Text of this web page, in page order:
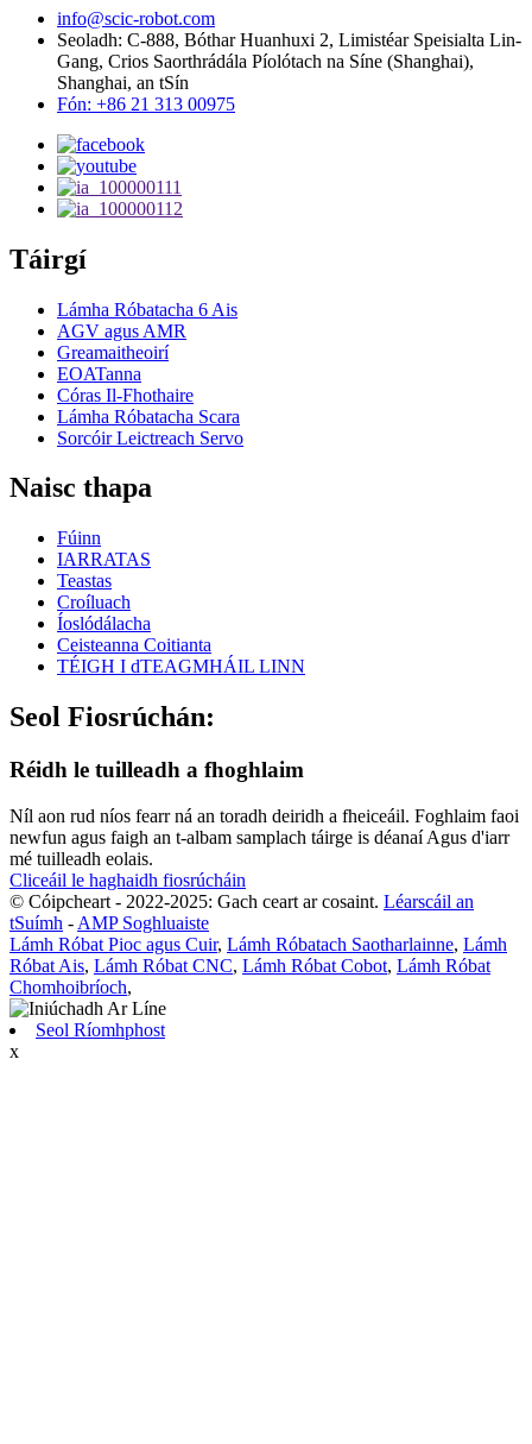
info@scic-robot.com
Seoladh: C-888, Bóthar Huanhuxi 2, Limistéar Speisialta Lin-
Gang, Crios Saorthrádála Píolótach na Síne (Shanghai),
Shanghai, an tSín
Fón: +86 21 313 00975
Táirgí
Lámha Róbatacha 6 Ais
AGV agus AMR
Greamaitheoirí
EOATanna
Córas Il-Fhothaire
Lámha Róbatacha Scara
Sorcóir Leictreach Servo
Naisc thapa
Fúinn
IARRATAS
Teastas
Croíluach
Íoslódálacha
Ceisteanna Coitianta
TÉIGH I dTEAGMHÁIL LINN
Seol Fiosrúchán:
Réidh le tuilleadh a fhoghlaim
Níl aon rud níos fearr ná an toradh deiridh a fheiceáil. Foghlaim faoi
newfun agus faigh an t-albam samplach táirge is déanaí Agus d'iarr
mé tuilleadh eolais.
Cliceáil le haghaidh fiosrúcháin
© Cóipcheart - 2022-2025: Gach ceart ar cosaint. Léarscáil an
tSuímh - AMP Soghluaiste
Lámh Róbat Pioc agus Cuir, Lámh Róbatach Saotharlainne, Lámh
Róbat Ais, Lámh Róbat CNC, Lámh Róbat Cobot, Lámh Róbat
Chomhoibríoch,
Seol Ríomhphost
x